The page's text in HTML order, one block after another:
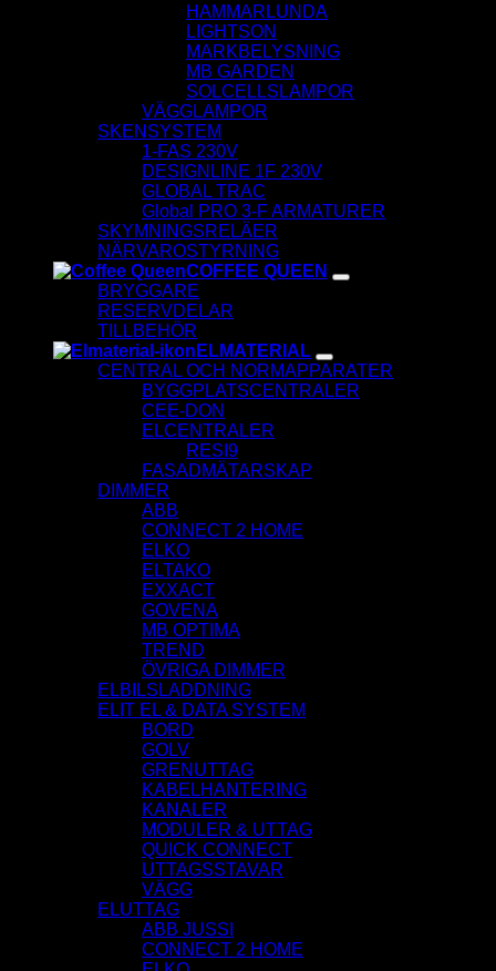
HAMMARLUNDA
LIGHTSON
MARKBELYSNING
MB GARDEN
SOLCELLSLAMPOR
VÄGGLAMPOR
SKENSYSTEM
1-FAS 230V
DESIGNLINE 1F 230V
GLOBAL TRAC
Global PRO 3-F ARMATURER
SKYMNINGSRELÄER
NÄRVAROSTYRNING
COFFEE QUEEN
BRYGGARE
RESERVDELAR
TILLBEHÖR
ELMATERIAL
CENTRAL OCH NORMAPPARATER
BYGGPLATSCENTRALER
CEE-DON
ELCENTRALER
RESI9
FASADMÄTARSKAP
DIMMER
ABB
CONNECT 2 HOME
ELKO
ELTAKO
EXXACT
GOVENA
MB OPTIMA
TREND
ÖVRIGA DIMMER
ELBILSLADDNING
ELIT EL & DATA SYSTEM
BORD
GOLV
GRENUTTAG
KABELHANTERING
KANALER
MODULER & UTTAG
QUICK CONNECT
UTTAGSSTAVAR
VÄGG
ELUTTAG
ABB JUSSI
CONNECT 2 HOME